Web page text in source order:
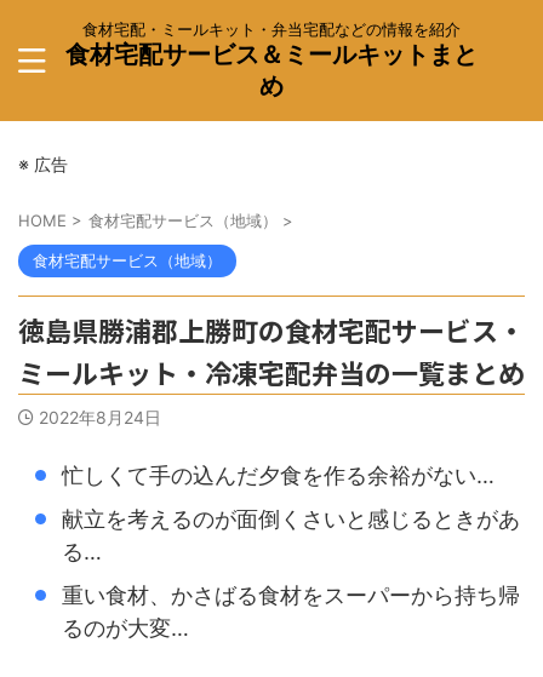
食材宅配・ミールキット・弁当宅配などの情報を紹介
食材宅配サービス＆ミールキットまと
め
※ 広告
HOME > 食材宅配サービス（地域） >
食材宅配サービス（地域）
徳島県勝浦郡上勝町の食材宅配サービス・
ミールキット・冷凍宅配弁当の一覧まとめ
2022年8月24日
忙しくて手の込んだ夕食を作る余裕がない…
献立を考えるのが面倒くさいと感じるときがあ
る…
重い食材、かさばる食材をスーパーから持ち帰
るのが大変…